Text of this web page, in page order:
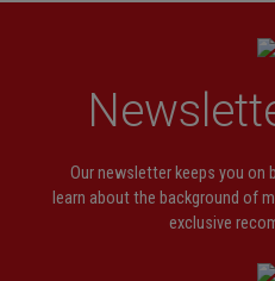
Our newsletter keeps you on
learn about the background of
exclusive